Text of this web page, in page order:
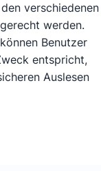
verschiedenen
werden.
Benutzer
entspricht,
Auslesen